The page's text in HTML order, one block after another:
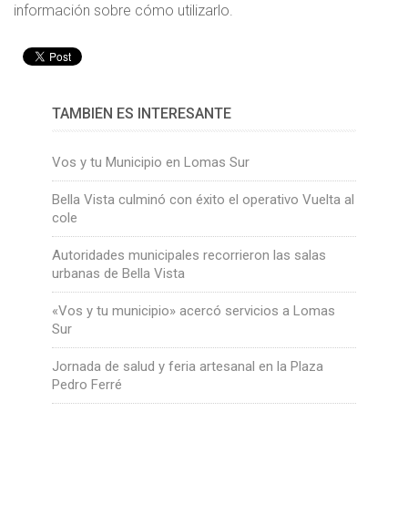
información sobre cómo utilizarlo.
TAMBIÉN ES INTERESANTE
Vos y tu Municipio en Lomas Sur
Bella Vista culminó con éxito el operativo Vuelta al
cole
Autoridades municipales recorrieron las salas
urbanas de Bella Vista
«Vos y tu municipio» acercó servicios a Lomas
Sur
Jornada de salud y feria artesanal en la Plaza
Pedro Ferré